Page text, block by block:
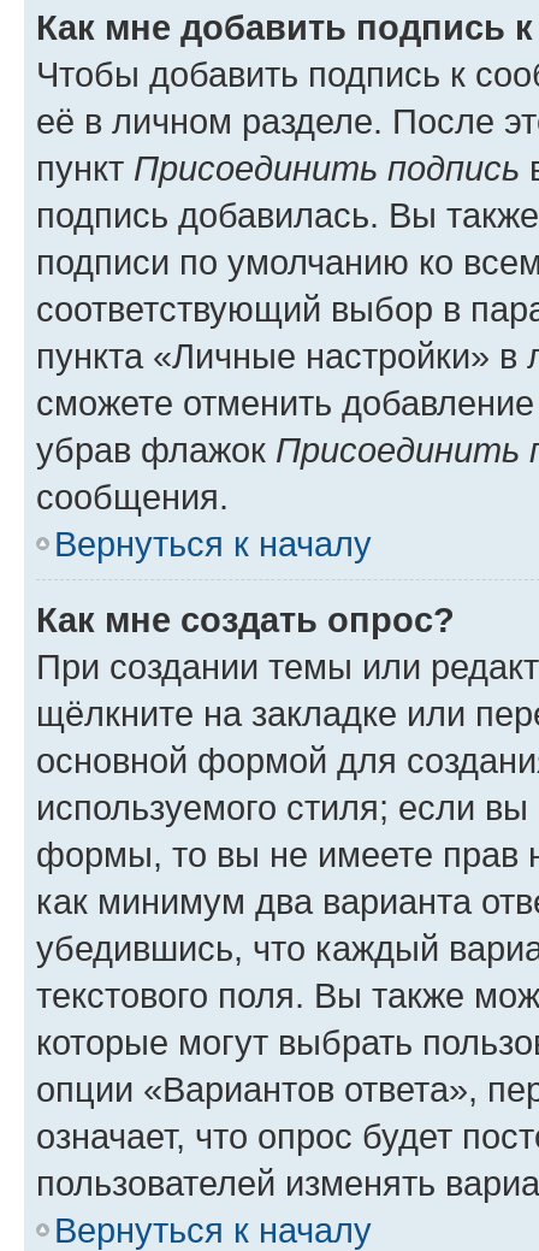
Как мне добавить подпись
Чтобы добавить подпись к
её в личном разделе. После
пункт Присоединить подпись
подпись добавилась. Вы
подписи по умолчанию ко
соответствующий выбор в
пункта «Личные настройки»
сможете отменить
убрав флажок Присоединить
сообщения.
Вернуться к началу
Как мне создать опрос?
При создании темы или
щёлкните на закладке или
основной формой для
используемого стиля; если
формы, то вы не имеете прав
как минимум два варианта
убедившись, что каждый
текстового поля. Вы также
которые могут выбрать
опции «Вариантов ответа»,
означает, что опрос будет
пользователей изменять
Вернуться к началу